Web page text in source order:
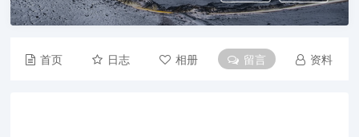
首页 日志 相册 留言 资料